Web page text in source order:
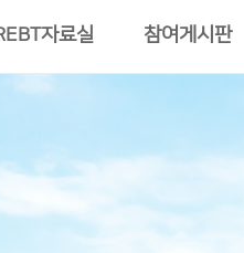
자료실 참여게시판